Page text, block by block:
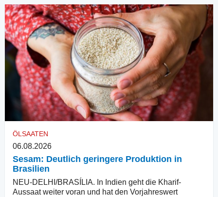
ÖLSAATEN
06.08.2026
Sesam: Deutlich geringere Produktion in
Brasilien
NEU-DELHI/BRASÍLIA. In Indien geht die Kharif-
Aussaat weiter voran und hat den Vorjahreswert